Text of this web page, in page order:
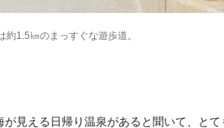
約1.5㎞のまっすぐな遊歩道。
見える日帰り温泉があると聞いて、とて